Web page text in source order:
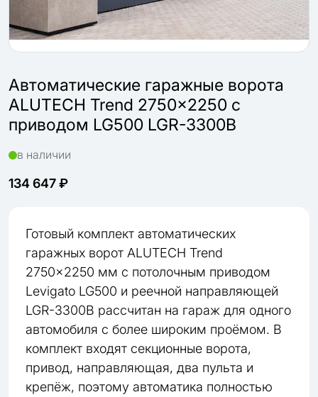
Автоматические гаражные ворота
ALUTECH Trend 2750×2250 с
приводом LG500 LGR-3300B
в наличии
134 647 ₽
Готовый комплект автоматических
гаражных ворот ALUTECH Trend
2750×2250 мм с потолочным приводом
Levigato LG500 и реечной направляющей
LGR-3300B рассчитан на гараж для одного
автомобиля с более широким проёмом. В
комплект входят секционные ворота,
привод, направляющая, два пульта и
крепёж, поэтому автоматика полностью